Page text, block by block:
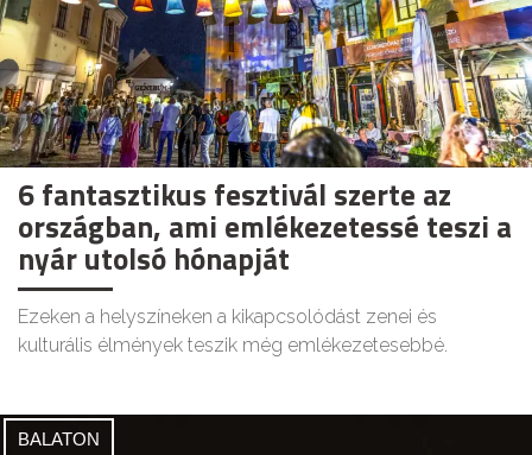
6 fantasztikus fesztivál szerte az
országban, ami emlékezetessé teszi a
nyár utolsó hónapját
Ezeken a helyszíneken a kikapcsolódást zenei és
kulturális élmények teszik még emlékezetesebbé.
BALATON